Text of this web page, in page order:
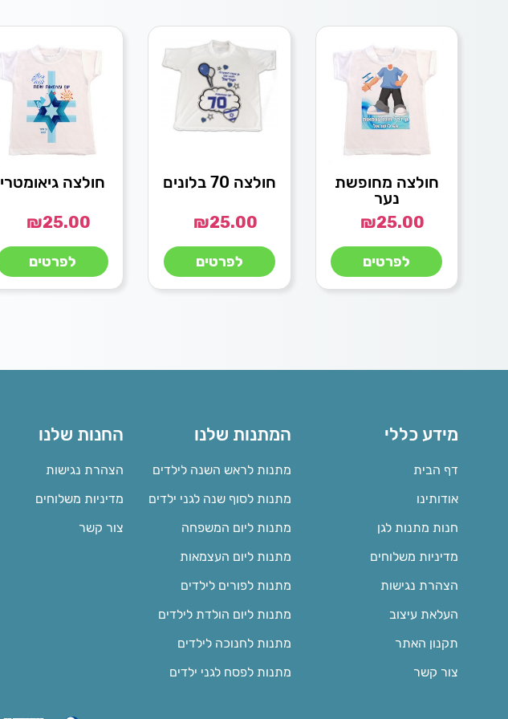
חולצה מחופשת
נער
₪25.00
לפרטים
חולצה 70 בלונים
₪25.00
לפרטים
חולצה גיאומטרי
₪25.00
לפרטים
מידע כללי
דף הבית
אודותינו
חנות מתנות לגן
מדיניות משלוחים
הצהרת נגישות
העלאת עיצוב
תקנון האתר
צור קשר
המתנות שלנו
מתנות לראש השנה לילדים
מתנות לסוף שנה לגני ילדים
מתנות ליום המשפחה
מתנות ליום העצמאות
מתנות לפורים לילדים
מתנות ליום הולדת לילדים
מתנות לחנוכה לילדים
מתנות לפסח לגני ילדים
החנות שלנו
הצהרת נגישות
מדיניות משלוחים
צור קשר